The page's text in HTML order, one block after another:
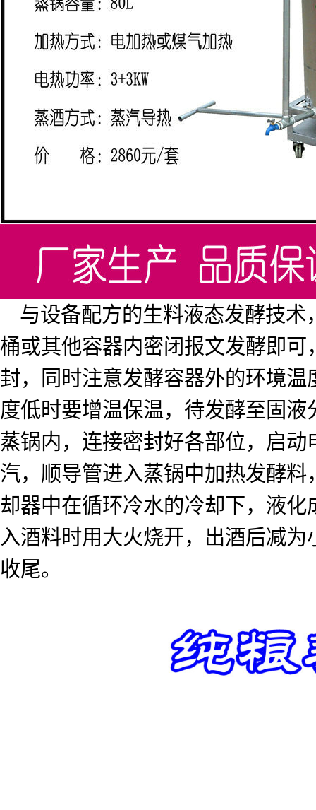
与设备配方的生料液态发酵技
桶或其他容器内密闭报文发酵即
封，同时注意发酵容器外的环境
度低时要增温保温，待发酵至固
蒸锅内，连接密封好各部位，启
汽，顺导管进入蒸锅中加热发酵料
却器中在循环冷水的冷却下，液
入酒料时用大火烧开，出酒后减
收尾。